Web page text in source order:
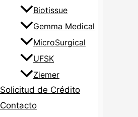
Biotissue
Gemma Medical
MicroSurgical
UFSK
Ziemer
Solicitud de Crédito
Contacto